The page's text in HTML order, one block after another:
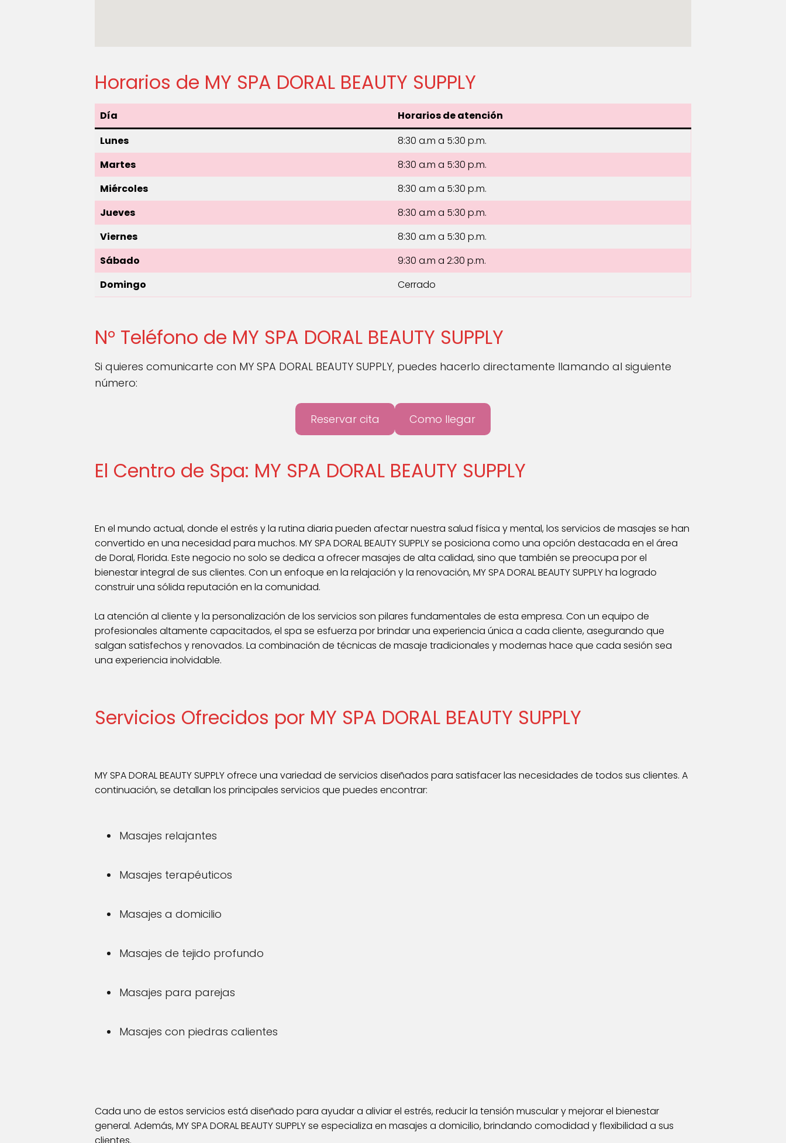
Horarios de MY SPA DORAL BEAUTY SUPPLY
Día
Horarios de atención
Lunes
8:30 a.m a 5:30 p.m.
Martes
8:30 a.m a 5:30 p.m.
Miércoles
8:30 a.m a 5:30 p.m.
Jueves
8:30 a.m a 5:30 p.m.
Viernes
8:30 a.m a 5:30 p.m.
Sábado
9:30 a.m a 2:30 p.m.
Domingo
Cerrado
N° Teléfono de MY SPA DORAL BEAUTY SUPPLY
Si quieres comunicarte con MY SPA DORAL BEAUTY SUPPLY, puedes hacerlo directamente llamando al siguiente
número:
Reservar cita Como llegar
El Centro de Spa: MY SPA DORAL BEAUTY SUPPLY
En el mundo actual, donde el estrés y la rutina diaria pueden afectar nuestra salud física y mental, los servicios de masajes se han
convertido en una necesidad para muchos. MY SPA DORAL BEAUTY SUPPLY se posiciona como una opción destacada en el área
de Doral, Florida. Este negocio no solo se dedica a ofrecer masajes de alta calidad, sino que también se preocupa por el
bienestar integral de sus clientes. Con un enfoque en la relajación y la renovación, MY SPA DORAL BEAUTY SUPPLY ha logrado
construir una sólida reputación en la comunidad.
La atención al cliente y la personalización de los servicios son pilares fundamentales de esta empresa. Con un equipo de
profesionales altamente capacitados, el spa se esfuerza por brindar una experiencia única a cada cliente, asegurando que
salgan satisfechos y renovados. La combinación de técnicas de masaje tradicionales y modernas hace que cada sesión sea
una experiencia inolvidable.
Servicios Ofrecidos por MY SPA DORAL BEAUTY SUPPLY
MY SPA DORAL BEAUTY SUPPLY ofrece una variedad de servicios diseñados para satisfacer las necesidades de todos sus clientes. A
continuación, se detallan los principales servicios que puedes encontrar:
Masajes relajantes
Masajes terapéuticos
Masajes a domicilio
Masajes de tejido profundo
Masajes para parejas
Masajes con piedras calientes
Cada uno de estos servicios está diseñado para ayudar a aliviar el estrés, reducir la tensión muscular y mejorar el bienestar
general. Además, MY SPA DORAL BEAUTY SUPPLY se especializa en masajes a domicilio, brindando comodidad y flexibilidad a sus